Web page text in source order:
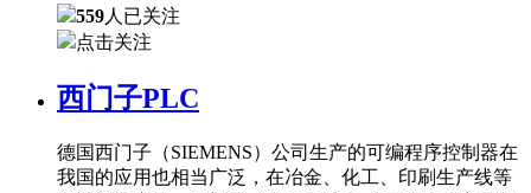
559人已关注
点击关注
西门子PLC
德国西门子（SIEMENS）公司生产的可编程序控制器在
我国的应用也相当广泛，在冶金、化工、印刷生产线等